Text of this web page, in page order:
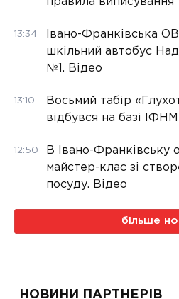
13:34
Івано-Франківська
шкільний автобус
№1. Відео
13:10
Восьмий табір
відбувся на базі
12:50
В Івано-Франківську
майстер-клас зі
посуду. Відео
більше